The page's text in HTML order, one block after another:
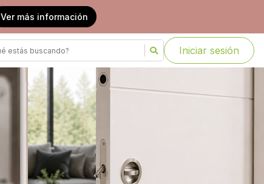
Ver más información
Iniciar sesión